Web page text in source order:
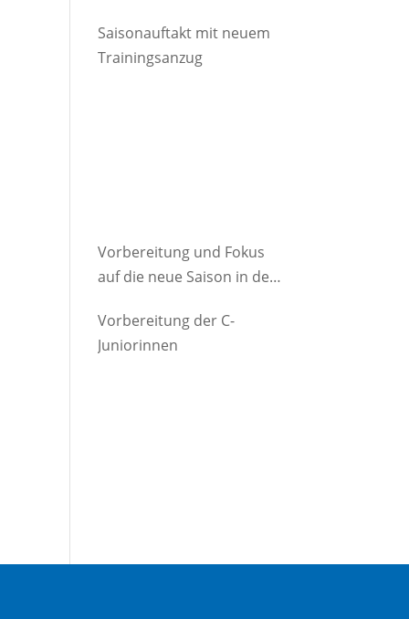
Saisonauftakt mit neuem
Trainingsanzug
Vorbereitung und Fokus
auf die neue Saison in der
Vorbereitung der C-
Juniorinnen